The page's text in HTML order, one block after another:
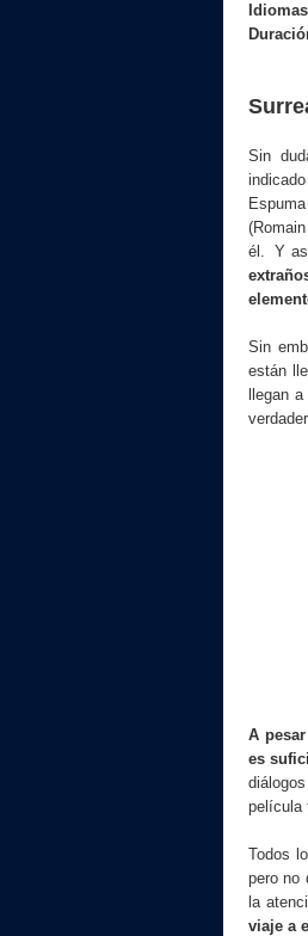
Idiomas
Sin
él. Y
Sin
están
llegan
A
es
película
Todos
pero no
la
viaje a